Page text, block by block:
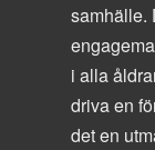
samhälle.
i alla
driva en
det en